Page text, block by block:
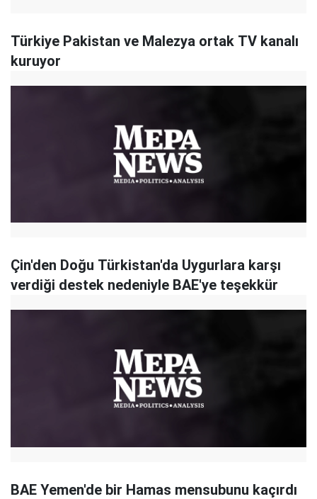
Türkiye Pakistan ve Malezya ortak TV kanalı
kuruyor
Çin'den Doğu Türkistan'da Uygurlara karşı
verdiği destek nedeniyle BAE'ye teşekkür
BAE Yemen'de bir Hamas mensubunu kaçırdı